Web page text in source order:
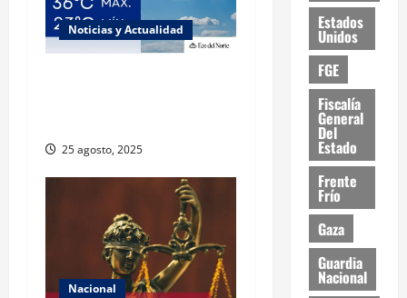
Noticias y Actualidad
25 agosto, 2025
Nacional
Estados
Unidos
FGE
Fiscalía
General
Del
Estado
Frente
Frío
Gaza
Guardia
Nacional